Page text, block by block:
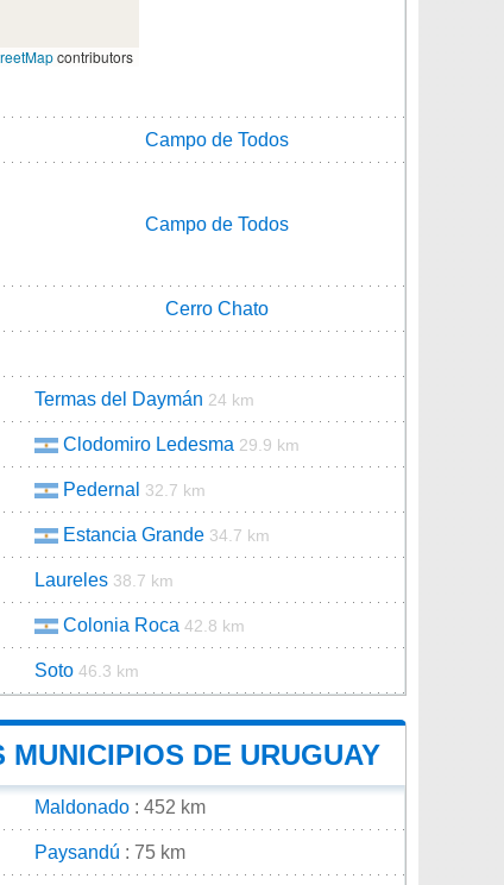
contributors
Campo de Todos
Campo de Todos
Cerro Chato
Termas del Daymán 24 km
Clodomiro Ledesma 29.9 km
Pedernal 32.7 km
Estancia Grande 34.7 km
Laureles 38.7 km
Colonia Roca 42.8 km
Soto 46.3 km
DE URUGUAY
Maldonado : 452 km
Paysandú : 75 km